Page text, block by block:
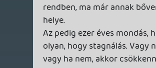
maga az 1000 ember elbocsátása még
csak nem is a teljes költség megtakarítást
adja ki.
theSickness 2026.03.25 12:38:19